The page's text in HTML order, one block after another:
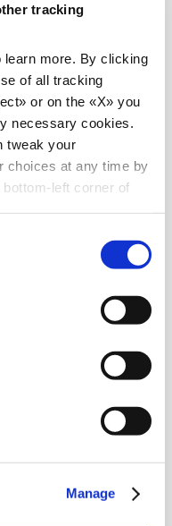
tracking
learn more. By clicking
of all tracking
or on the «X» you
necessary cookies.
tweak your
choices at any time by
left corner of
Manage
sicura per i carichi